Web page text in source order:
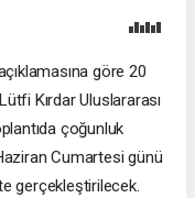
göre 20
Kırdar Uluslararası
çoğunluk
Cumartesi günü
gerçekleştirilecek.